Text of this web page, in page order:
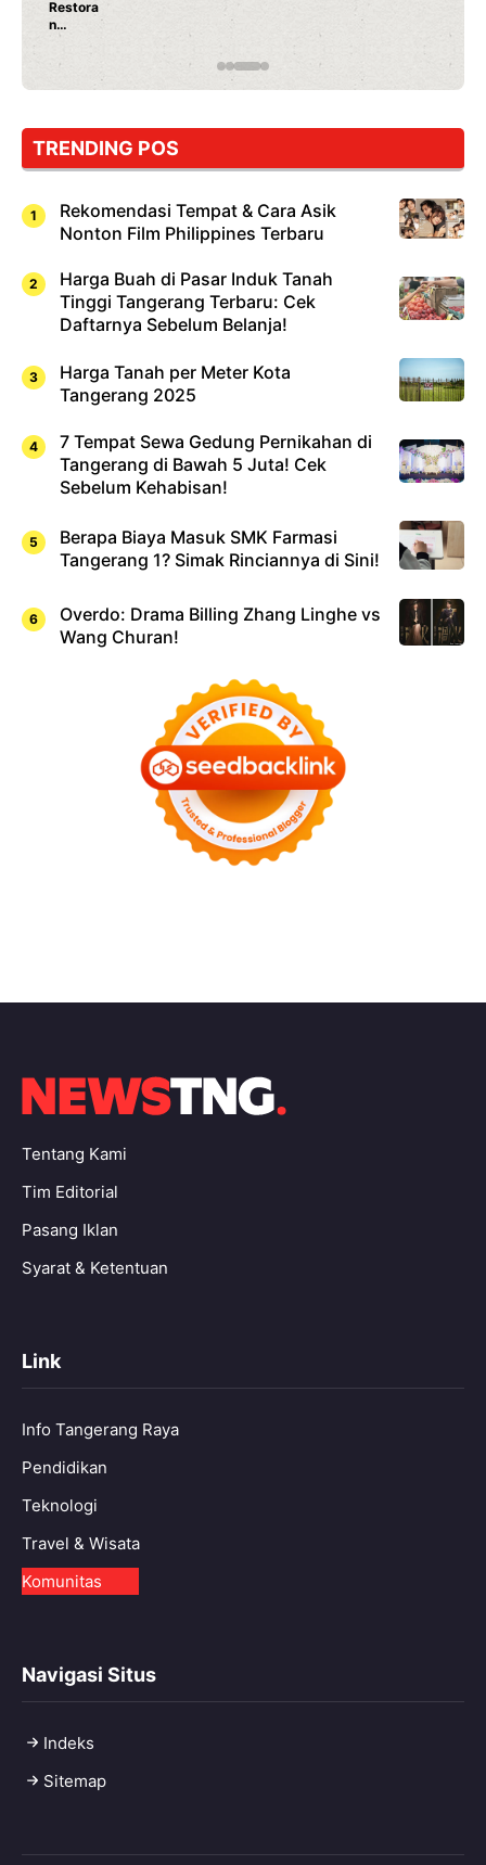
Rahasia Mami Bikin Nagih!
TRENDING POS
Rekomendasi Tempat & Cara Asik
Nonton Film Philippines Terbaru
Harga Buah di Pasar Induk Tanah
Tinggi Tangerang Terbaru: Cek
Daftarnya Sebelum Belanja!
Harga Tanah per Meter Kota
Tangerang 2025
7 Tempat Sewa Gedung Pernikahan di
Tangerang di Bawah 5 Juta! Cek
Sebelum Kehabisan!
Berapa Biaya Masuk SMK Farmasi
Tangerang 1? Simak Rinciannya di Sini!
Overdo: Drama Billing Zhang Linghe vs
Wang Churan!
Tentang Kami
Tim Editorial
Pasang Iklan
Syarat & Ketentuan
Link
Info Tangerang Raya
Pendidikan
Teknologi
Travel & Wisata
Komunitas
Navigasi Situs
Indeks
Sitemap